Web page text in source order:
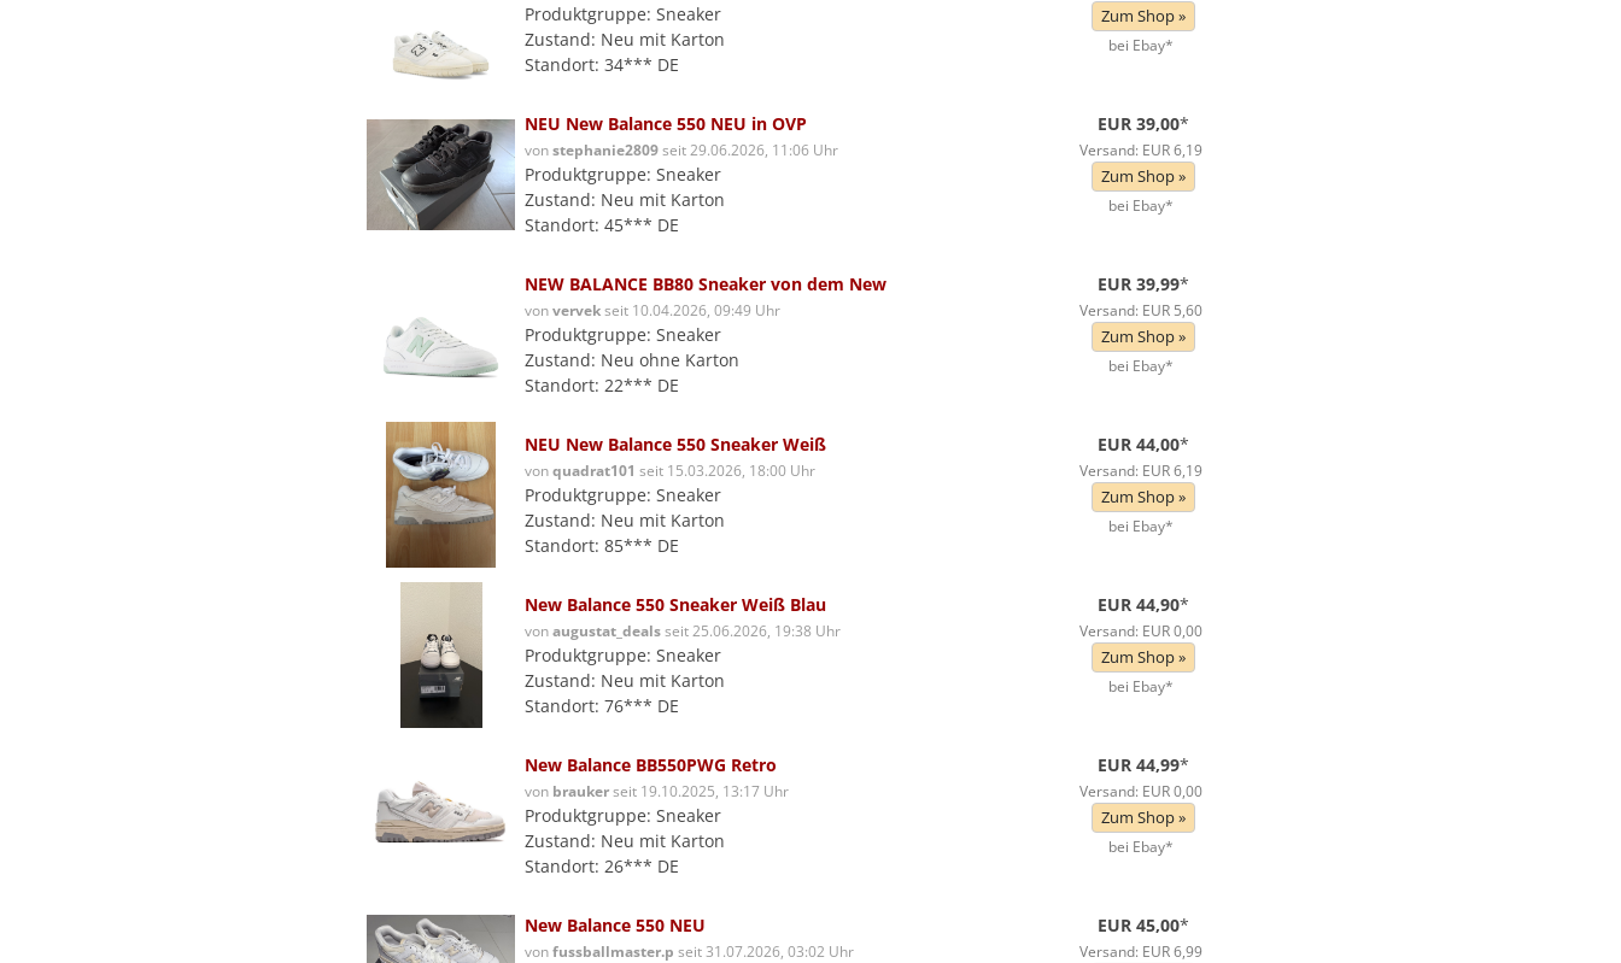
Produktgruppe: Sneaker
Zustand: Neu mit Karton
Standort: 34*** DE
Zum Shop »
bei Ebay*
NEU New Balance 550 NEU in OVP
vonstephanie2809seit 29.06.2026, 11:06 Uhr
Produktgruppe: Sneaker
Zustand: Neu mit Karton
Standort: 45*** DE
EUR 39,00*
Versand: EUR 6,19
Zum Shop »
bei Ebay*
NEW BALANCE BB80 Sneaker von dem New
vonvervekseit 10.04.2026, 09:49 Uhr
Produktgruppe: Sneaker
Zustand: Neu ohne Karton
Standort: 22*** DE
EUR 39,99*
Versand: EUR 5,60
Zum Shop »
bei Ebay*
NEU New Balance 550 Sneaker Weiß
vonquadrat101 seit 15.03.2026, 18:00 Uhr
Produktgruppe: Sneaker
Zustand: Neu mit Karton
Standort: 85*** DE
EUR 44,00*
Versand: EUR 6,19
Zum Shop »
bei Ebay*
New Balance 550 Sneaker Weiß Blau
vonaugustat_dealsseit 25.06.2026, 19:38 Uhr
Produktgruppe: Sneaker
Zustand: Neu mit Karton
Standort: 76*** DE
EUR 44,90*
Versand: EUR 0,00
Zum Shop »
bei Ebay*
New Balance BB550PWG Retro
von braukerseit 19.10.2025, 13:17 Uhr
Produktgruppe: Sneaker
Zustand: Neu mit Karton
Standort: 26*** DE
EUR 44,99*
Versand: EUR 0,00
Zum Shop »
bei Ebay*
New Balance 550 NEU
vonfussballmaster.p seit 31.07.2026, 03:02 Uhr
EUR 45,00*
Versand: EUR 6,99